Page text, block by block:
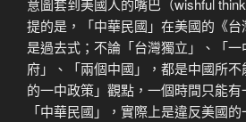
意圖套到美國人的嘴巴（wishful
提的是，「中華民國」在美國的《
是過去式；不論「台灣獨立」、「
府」、「兩個中國」，都是中國所
的一中政策」觀點，一個時間只能
「中華民國」，實際上是違反美國